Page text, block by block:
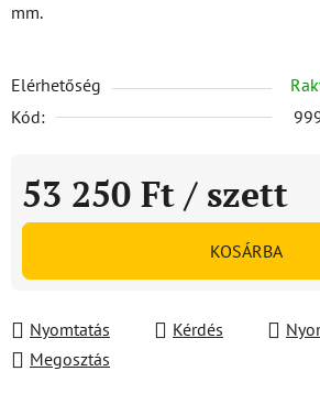
mm.
Elérhetőség
Kód:
53 250 Ft / szett
Egységár:
KOSÁRBA
Nyomtatás Kérdés
Megosztás